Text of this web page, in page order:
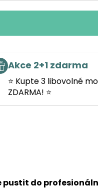
Akce 2+1 zdarma
⭐ Kupte 3 libovolné
ZDARMA! ⭐
pustit do